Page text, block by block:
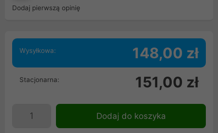
Dodaj pierwszą opinię
Wysyłkowa: 148,00 zł
Stacjonarna: 151,00 zł
Dodaj do koszyka